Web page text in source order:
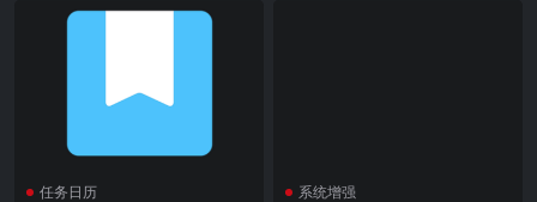
任务日历 系统增强